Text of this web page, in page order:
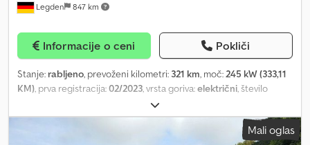
Legden 847 km
Informacije o ceni Pokliči
Stanje: rabljeno, prevoženi kilometri: 321 km, moč:245 kW (333,11
KM), prva registracija:02/2023, vrsta goriva:električni, število
samodejen
2022, Oprema:ABS, elektronski program stabilnosti (ESP), je imel
nesrečo, klimatska naprava, parkirni grelec
, GuangtongMali oglas